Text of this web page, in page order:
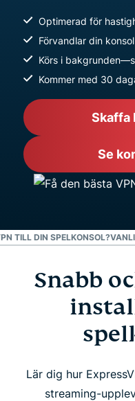
Optimerad för
Förvandlar din
Körs i
Kommer med 30
Skaffa
Se
TILL DIN SPELKONSOL?
Snabb och enkel
spelkonsoler
Varför använda
Vanliga frågor
Snabb
Lär dig hur
streaming-